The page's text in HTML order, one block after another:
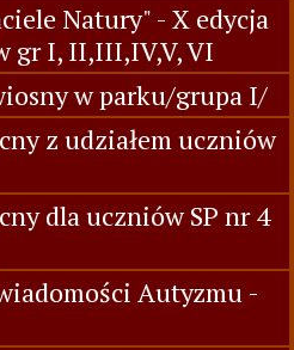
Natury" - X edycja
gr I, II,III,IV,V, VI
w parku/grupa I/
z udziałem uczniów
dla uczniów SP nr 4
Autyzmu -